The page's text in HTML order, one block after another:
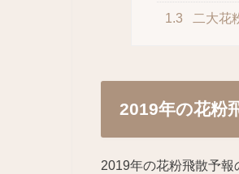
1.3 二大花
2019年の花粉
2019年の花粉飛散予